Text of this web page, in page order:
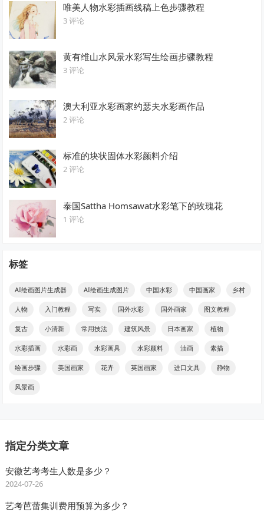
唯美人物水彩插画线稿上色步骤教程
3 评论
黄有维山水风景水彩写生绘画步骤教程
3 评论
澳大利亚水彩画家约瑟夫水彩画作品
2 评论
标准的块状固体水彩颜料介绍
2 评论
泰国Sattha Homsawat水彩笔下的玫瑰花
1 评论
标签
AI绘画图片生成器 AI绘画生成图片 中国水彩 中国画家 乡村
人物 入门教程 写实 国外水彩 国外画家 图文教程
复古 小清新 常用技法 建筑风景 日本画家 植物
水彩插画 水彩画 水彩画具 水彩颜料 油画 素描
绘画步骤 美国画家 花卉 英国画家 进口文具 静物
风景画
指定分类文章
安徽艺考考生人数是多少？
2024-07-26
艺考芭蕾集训费用预算为多少？